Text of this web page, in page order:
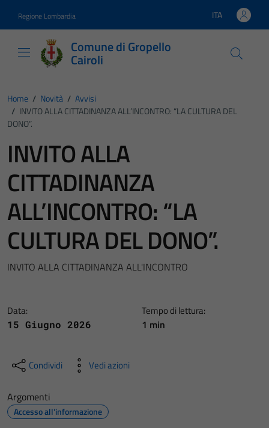
Regione Lombardia Lingua attiva:
ITA
Comune di Gropello
Cairoli
Home / Novità / Avvisi
/ INVITO ALLA CITTADINANZA ALL’INCONTRO: “LA CULTURA DEL
DONO”.
INVITO ALLA
CITTADINANZA
ALL’INCONTRO: “LA
CULTURA DEL DONO”.
INVITO ALLA CITTADINANZA ALL'INCONTRO
Data:
15 Giugno 2026
Tempo di lettura:
1 min
Condividi Vedi azioni
Argomenti
Accesso all'informazione